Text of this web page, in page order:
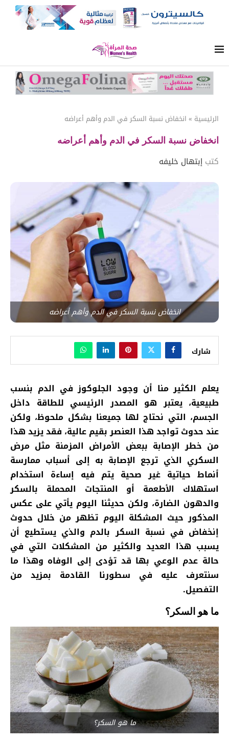
الرئيسية » انخفاض نسبة السكر في الدم وأهم أعراضه
انخفاض نسبة السكر في الدم وأهم أعراضه
كتب إبتهال خليفه
انخفاض نسبة السكر في الدم وأهم أعراضه
شارك
يعلم الكثير منا أن وجود الجلوكوز في الدم بنسب
طبيعية، يعتبر هو المصدر الرئيسي للطاقة داخل
الجسم، التي نحتاج لها جميعنا بشكل ملحوظ، ولكن
عند حدوث تواجد هذا العنصر بقيم عالية، فقد يزيد هذا
من خطر الإصابة ببعض الأمراض المزمنة مثل مرض
السكري الذي ترجع الإصابة به إلى أسباب ممارسة
أنماط حياتية غير صحية يتم فيه إساءة استخدام
استهلاك الأطعمة أو المنتجات المحملة بالسكر
والدهون الضارة، ولكن حديثنا اليوم يأتي على عكس
المذكور حيث المشكلة اليوم تظهر من خلال حدوث
إنخفاض في نسبة السكر بالدم والذي يستطيع أن
يسبب هذا العديد والكثير من المشكلات التي في
حالة عدم الوعي بها قد تؤدى إلى الوفاه وهذا ما
سنتعرف عليه في سطورنا القادمة بمزيد من
التفصيل.
ما هو السكر؟
ما هو السكر؟